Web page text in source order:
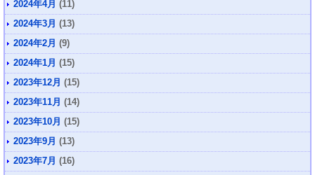
2024年4月 (11)
2024年3月 (13)
2024年2月 (9)
2024年1月 (15)
2023年12月 (15)
2023年11月 (14)
2023年10月 (15)
2023年9月 (13)
2023年7月 (16)